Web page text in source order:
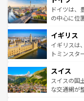
ンテンツ一
聖堂、美し
から魅了す
いる。シャ
香り高いラ
らに、パリ
れる地方に
を参照して
ドイツは、
の中心に位
顔を持つこ
ルリンの文
してライン
は、お酒好きな
ドイツ情報
イギリス
イギリスは
トミンスタ
リアごとに
ティー、ビ
戦など、本
スイス
スイスの国
な交通網が